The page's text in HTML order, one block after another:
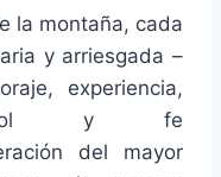
la montaña, cada
y arriesgada –
experiencia,
y fe
del mayor